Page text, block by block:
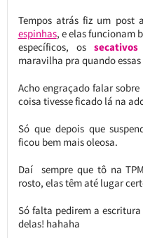
Tempos atrás fiz um post
espinhas, e elas funcionam
específicos, os
maravilha pra quando
Acho engraçado falar sobre
coisa tivesse ficado lá na
Só que depois que
ficou bem mais oleosa.
Daí sempre que tô na
rosto, elas têm até lugar
Só falta pedirem a
delas! hahaha